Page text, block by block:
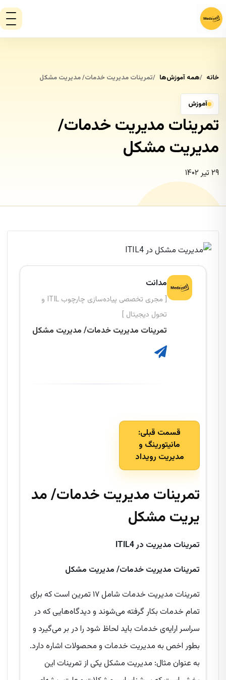
خانه همه آموزش‌ها تمرینات مدیریت خدمات/ مدیریت مشکل
آموزش
تمرینات مدیریت خدمات/
مدیریت مشکل
۲۹ تیر ۱۴۰۲
مدانت
[ مجری تخصصی پیاده‌سازی چارچوب ITIL و
تحول دیجیتال ]
تمرینات مدیریت خدمات/ مدیریت مشکل
قسمت قبلی:
مانیتورینگ و
مدیریت رویداد
تمرینات مدیریت خدمات/ مد
یریت مشکل
تمرینات مدیریت درITIL4
تمرینات مدیریت خدمات/ مدیریت مشکل
تمرینات مدیریت خدمات شامل ۱۷ تمرین است که برای
تمام خدمات بکار گرفته می‌شوند و دیدگاه‌هایی که در
سراسر ارایه‌ی خدمات باید لحاظ شود را در بر می‌گیرد و
بطور اخص به مدیریت خدمات و محصولات اشاره دارد.
به عنوان مثال: مدیریت مشکل یکی از تمرینات این